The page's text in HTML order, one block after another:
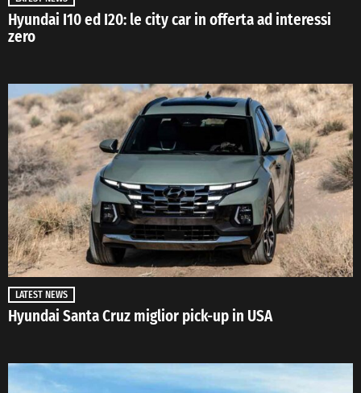
Hyundai I10 ed I20: le city car in offerta ad interessi
zero
LATEST NEWS
Hyundai Santa Cruz miglior pick-up in USA